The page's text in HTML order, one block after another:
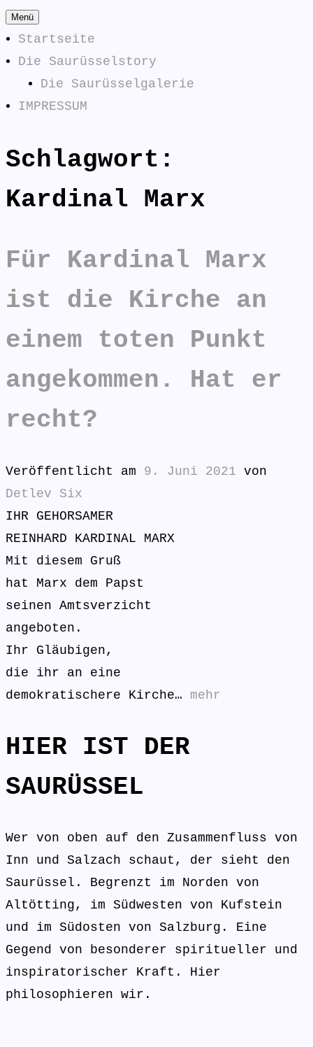
Zum
Inhalt
springen
Menü
Startseite
Die Saurüsselstory
Die Saurüsselgalerie
IMPRESSUM
SAURÜSSELPHILOSOPHEN
Die
Saurüsselphilosophen
antworten:
Schlagwort:
Kardinal Marx
Für Kardinal Marx
ist die Kirche an
einem toten Punkt
angekommen. Hat er
recht?
Veröffentlicht am 9. Juni 2021 von
Detlev Six
IHR GEHORSAMER
REINHARD KARDINAL MARX
Mit diesem Gruß
hat Marx dem Papst
seinen Amtsverzicht
angeboten.
Ihr Gläubigen,
die ihr an eine
demokratischere Kirche… mehr
HIER IST DER
SAURÜSSEL
Wer von oben auf den Zusammenfluss von
Inn und Salzach schaut, der sieht den
Saurüssel. Begrenzt im Norden von
Altötting, im Südwesten von Kufstein
und im Südosten von Salzburg. Eine
Gegend von besonderer spiritueller und
inspiratorischer Kraft. Hier
philosophieren wir.